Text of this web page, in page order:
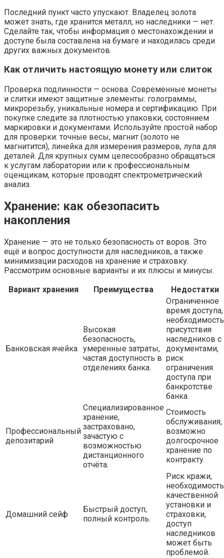
Последний пункт часто упускают. Владелец золота
может знать, где хранится металл, но наследники — нет.
Сделайте так, чтобы информация о местонахождении и
доступе была составлена на бумаге и находилась среди
других важных документов.
Как отличить настоящую монету или слиток
Проверка подлинности — основа. Современные монеты
и слитки имеют защитные элементы: голограммы,
микрорезьбу, уникальные номера и сертификацию. При
покупке следите за плотностью упаковки, состоянием
маркировки и документами. Используйте простой набор
для проверки: точные весы, магнит (золото не
магнитится), линейка для измерения размеров, лупа для
деталей. Для крупных сумм целесообразно обращаться
к услугам лаборатории или к профессиональным
оценщикам, которые проводят спектрометрический
анализ.
Хранение: как обезопасить
накопления
Хранение — это не только безопасность от воров. Это
ещё и вопрос доступности для наследников, а также
минимизации расходов на хранение и страховку.
Рассмотрим основные варианты и их плюсы и минусы.
Вариант хранения
Преимущества Недостатки
Банковская ячейка
Высокая
безопасность,
умеренные затраты,
частая доступность в
отделениях банка.
Ограниченное
время доступа,
необходимость
присутствия
наследников с
документами,
риск
ограничения
доступа при
банкротстве
банка.
Профессиональный
депозитарий
Специализированное
хранение,
застраховано,
зачастую с
возможностью
дистанционного
отчёта.
Стоимость
обслуживания,
возможно
долгосрочное
хранение по
контракту.
Домашний сейф
Быстрый доступ,
полный контроль.
Риск кражи,
необходимость
качественной
установки и
страховки,
доступ
наследников
может быть
проблемой.